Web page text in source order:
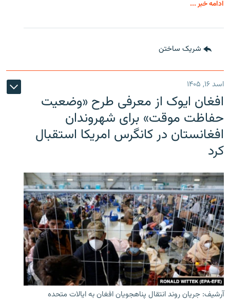
ادامه خبر ...
شریک ساختن
اسد ۱۶, ۱۴۰۵
افغان ایوک از معرفی طرح «وضعیت
حفاظت موقت» برای شهروندان
افغانستان در کانگرس امریکا استقبال
کرد
آرشیف: جریان روند انتقال پناهجویان افغان به ایالات متحده